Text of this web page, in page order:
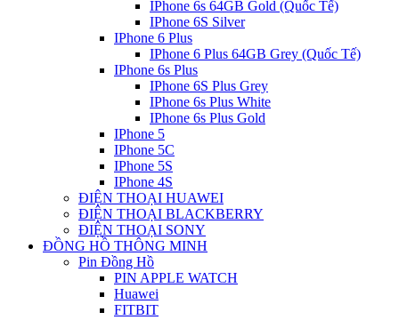
IPhone 6s 64GB Gold (Quốc Tế)
IPhone 6S Silver
IPhone 6 Plus
IPhone 6 Plus 64GB Grey (Quốc Tế)
IPhone 6s Plus
IPhone 6S Plus Grey
IPhone 6s Plus White
IPhone 6s Plus Gold
IPhone 5
IPhone 5C
IPhone 5S
IPhone 4S
ĐIỆN THOẠI HUAWEI
ĐIỆN THOẠI BLACKBERRY
ĐIỆN THOẠI SONY
ĐỒNG HỒ THÔNG MINH
Pin Đồng Hồ
PIN APPLE WATCH
Huawei
FITBIT